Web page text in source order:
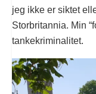
jeg ikke er siktet
Storbritannia. Min
tankekriminalitet.